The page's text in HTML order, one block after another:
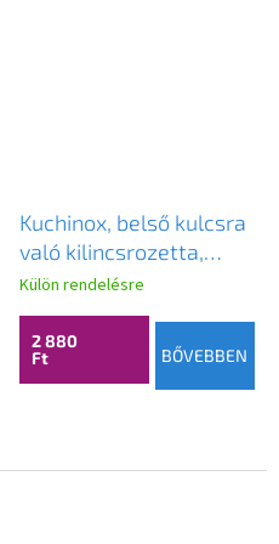
Kuchinox, belső kulcsra
való kilincsrozetta,
fényes arany, LAV-
LO1_G01A
Külön rendelésre
2 880
Ft
BŐVEBBEN